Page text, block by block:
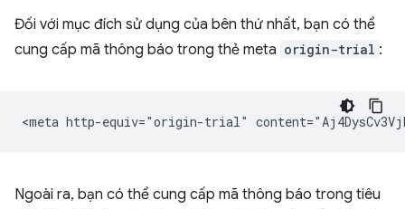
Đối với mục đích sử dụng của bên thứ nhất, bạn có thể
cung cấp mã thông báo trong thẻ meta origin-trial :
Ngoài ra, bạn có thể cung cấp mã thông báo trong tiêu